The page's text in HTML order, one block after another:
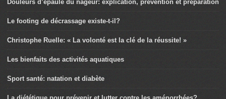
Douleurs d’épaule du nageur: explication, prévention et préparation
Le footing de décrassage existe-t-il?
Christophe Ruelle: « La volonté est la clé de la réussite! »
Les bienfaits des activités aquatiques
Sport santé: natation et diabète